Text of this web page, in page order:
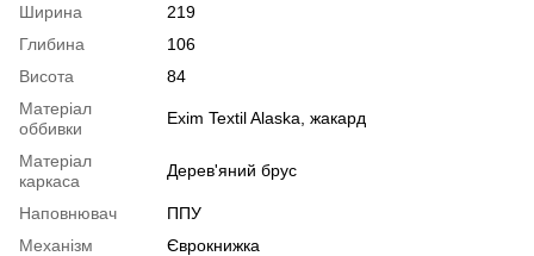
Ширина
219
Глибина
106
Висота
84
Матеріал
оббивки
Exim Textil Alaska, жакард
Матеріал
каркаса
Дерев'яний брус
Наповнювач
ППУ
Механізм
Єврокнижка